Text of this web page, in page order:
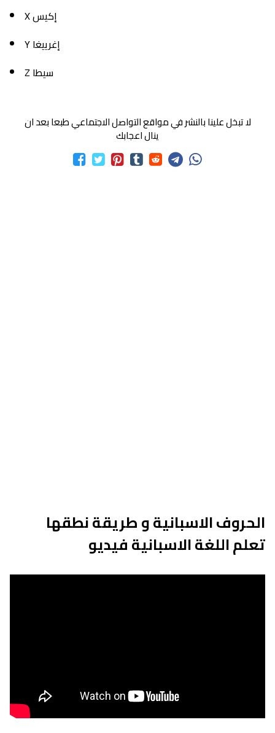
X إكيس
Y إغرييغا
Z سيطا
لا تبخل علينا بالنشر في مواقع التواصل الاجتماعي طبعا بعد ان
ينال اعجابك
الحروف الاسبانية و طريقة نطقها
تعلم اللغة الاسبانية فيديو